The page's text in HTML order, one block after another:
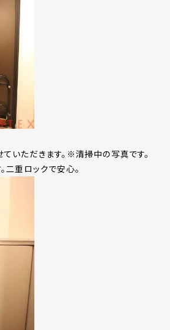
いただきます。※清掃中の写真です。
二重ロックで安心。